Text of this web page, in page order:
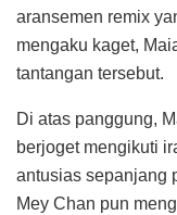
aransemen remix
mengaku kaget,
tantangan tersebut.
Di atas panggung,
berjoget mengikuti
antusias sepanjang
Mey Chan pun